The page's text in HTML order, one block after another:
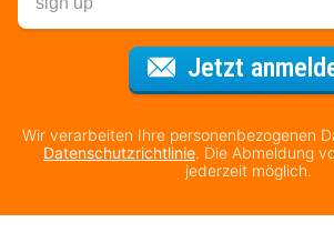
Jetzt
Wir verarbeiten Ihre personenbezogenen
Datenschutzrichtlinie. Die Abmeldung
jederzeit möglich.